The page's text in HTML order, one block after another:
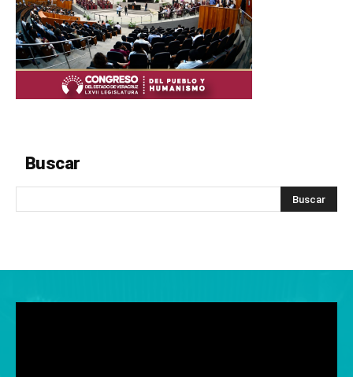
Buscar